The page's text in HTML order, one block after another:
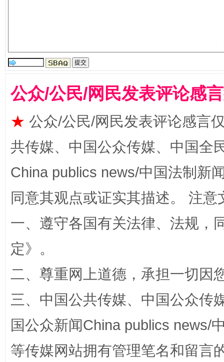
揭批美国五大"原罪" "炒
公众/公民/网民发表评论感
★ 公众/公民/网民发表评论感言
共传媒、中国公众传媒、中国全
China publics news/中国法制新
同意其观点或证实其描述。 注
一、遵守各国有关法律、法规，
定》。
二、尊重网上道德，承担一切因
三、中国公共传媒、中国公众传
国公众新闻China publics news/
等传媒网站拥有管理笔名和留言